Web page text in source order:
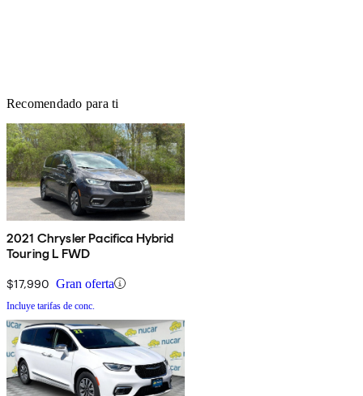
Recomendado para ti
2021 Chrysler Pacifica Hybrid
Touring L FWD
$17,990 Gran oferta
Incluye tarifas de conc.